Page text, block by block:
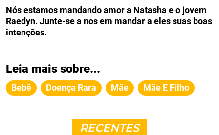
Nós estamos mandando amor a Natasha e o jovem
Raedyn. Junte-se a nos em mandar a eles suas boas
intenções.
Leia mais sobre...
Bebê Doença Rara Mãe Mãe E Filho
RECENTES